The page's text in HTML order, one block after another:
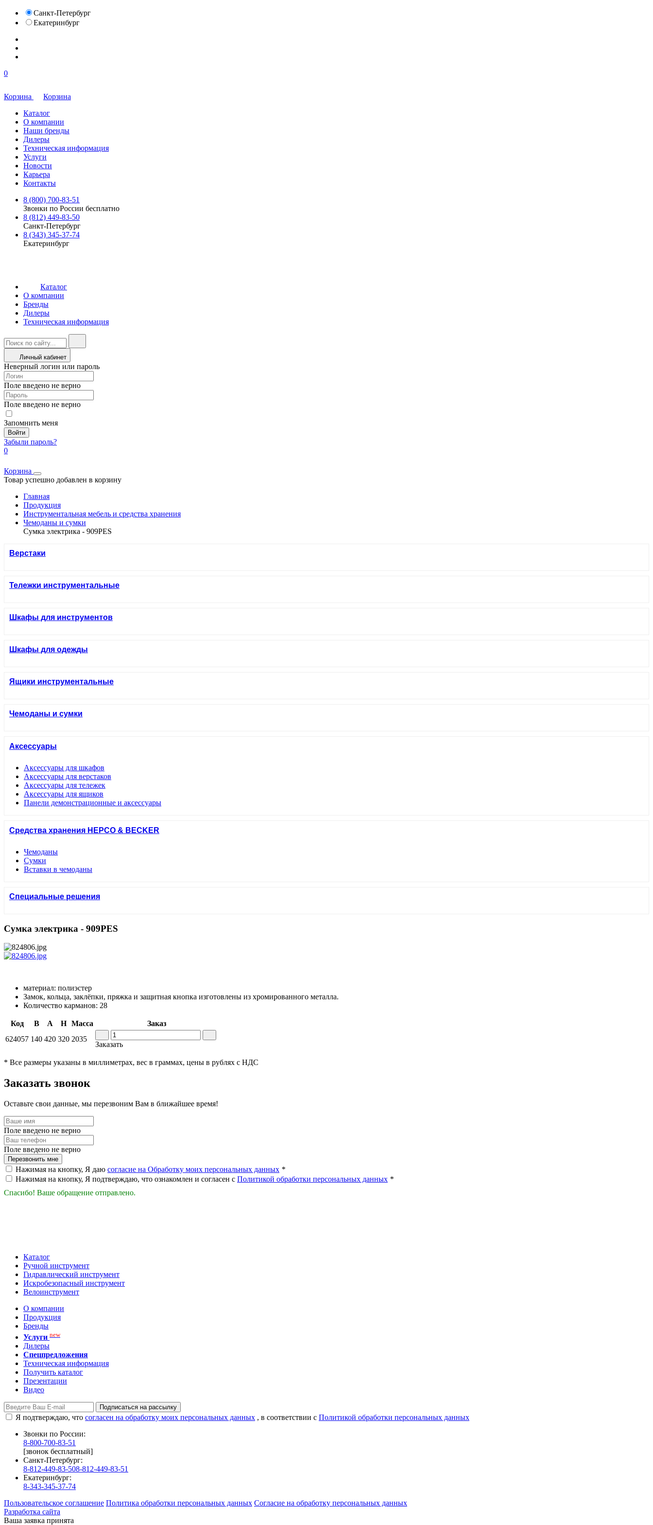
Санкт-Петербург
Екатеринбург
0
Корзина
Корзина
Каталог
О компании
Наши бренды
Дилеры
Техническая информация
Услуги
Новости
Карьера
Контакты
8 (800) 700-83-51
Звонки по России бесплатно
8 (812) 449-83-50
Санкт-Петербург
8 (343) 345-37-74
Екатеринбург
Каталог
О компании
Бренды
Дилеры
Техническая информация
Личный кабинет
Неверный логин или пароль
Поле введено не верно
Поле введено не верно
Запомнить меня
Войти
Забыли пароль?
0
Корзина
Товар успешно добавлен в корзину
Главная
Продукция
Инструментальная мебель и средства хранения
Чемоданы и сумки
Сумка электрика - 909PES
Верстаки
Тележки инструментальные
Шкафы для инструментов
Шкафы для одежды
Ящики инструментальные
Чемоданы и сумки
Аксессуары
Аксессуары для шкафов
Аксессуары для верстаков
Аксессуары для тележек
Аксессуары для ящиков
Панели демонстрационные и аксессуары
Средства хранения HEPCO & BECKER
Чемоданы
Сумки
Вставки в чемоданы
Специальные решения
Сумка электрика - 909PES
материал: полиэстер
Замок, кольца, заклёпки, пряжка и защитная кнопка изготовлены из хромированного металла.
Количество карманов: 28
Код B A H Масса
Заказ
624057 140 420 320 2035
Заказать
* Все размеры указаны в миллиметрах, вес в граммах, цены в рублях с НДС
Заказать звонок
Оставьте свои данные, мы перезвоним Вам в ближайшее время!
Поле введено не верно
Поле введено не верно
Перезвонить мне
Нажимая на кнопку, Я даю согласие на Обработку моих персональных данных *
Нажимая на кнопку, Я подтверждаю, что ознакомлен и согласен с Политикой обработки персональных данных *
Спасибо! Ваше обращение отправлено.
Каталог
Ручной инструмент
Гидравлический инструмент
Искробезопасный инструмент
Велоинструмент
О компании
Продукция
Бренды
Услуги new
Дилеры
Спецпредложения
Техническая информация
Получить каталог
Презентации
Видео
Подписаться на рассылку
Я подтверждаю, что согласен на обработку моих персональных данных , в соответствии с Политикой обработки персональных данных
Звонки по России:
8-800-700-83-51
[звонок бесплатный]
Санкт-Петербург:
8-812-449-83-508-812-449-83-51
Екатеринбург:
8-343-345-37-74
Пользовательское соглашение Политика обработки персональных данных Согласие на обработку персональных данных
Разработка сайта
Ваша заявка принята